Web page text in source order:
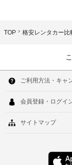
TOP 格安レンタカー比